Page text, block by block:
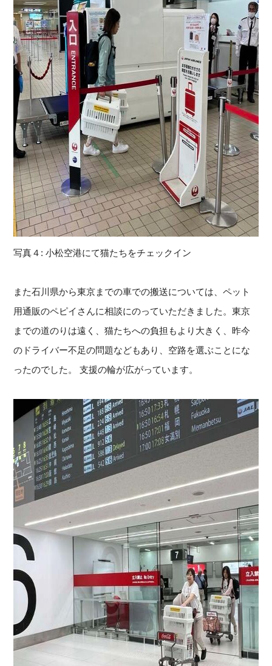
写真４: 小松空港にて猫たちをチェックイン
また石川県から東京までの車での搬送については、ペット
用通販のペピイさんに相談にのっていただきました。東京
までの道のりは遠く、猫たちへの負担もより大きく、昨今
のドライバー不足の問題などもあり、 空路を選ぶことにな
ったのでした。 支援の輪が広がっています。